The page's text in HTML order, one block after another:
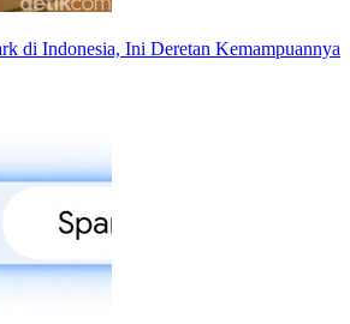
di Indonesia, Ini Deretan Kemampuannya